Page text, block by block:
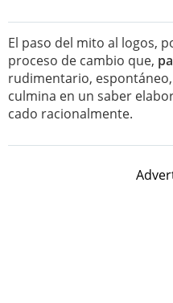
El paso del mito al logos,
proceso de cambio que,
rudimentario,
culmina en un saber
cado racionalmente.